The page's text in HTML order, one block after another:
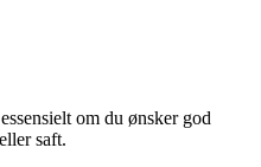
om du ønsker god
saft.